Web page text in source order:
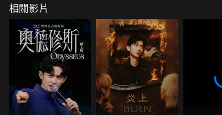
醒。
從陰暗幽霾的蛇界森林甦醒吧， 趁此良機，莫再猶
豫，恭請蛇界至尊雙飛寶典！
OSkomodo 還不一起加入蛇教跟著教主一起前進!
相關影片